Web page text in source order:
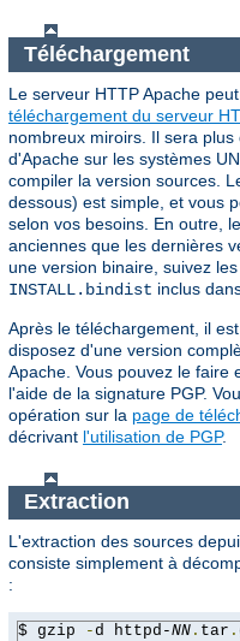
Téléchargement
Le serveur HTTP Apache
téléchargement du serveur
nombreux miroirs. Il sera
d'Apache sur les systèmes
compiler la version sources.
dessous) est simple, et vous
selon vos besoins. En outre,
anciennes que les dernières
une version binaire, suivez
INSTALL.bindist inclus
Après le téléchargement, il
disposez d'une version
Apache. Vous pouvez le faire
l'aide de la signature PGP.
opération sur la page de
décrivant l'utilisation de PGP.
Extraction
L'extraction des sources
consiste simplement à
:
$ gzip -d httpd-NN . tar .